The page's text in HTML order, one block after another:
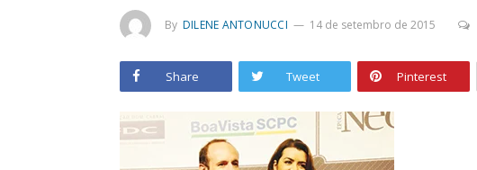
By DILENE ANTONUCCI 14 de setembro de 2015
Share Tweet Pinterest